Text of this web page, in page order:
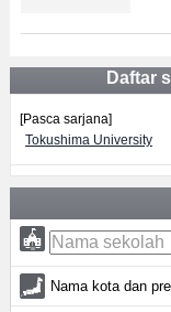
Daftar
[Pasca sarjana]
Tokushima University
Nama kota dan